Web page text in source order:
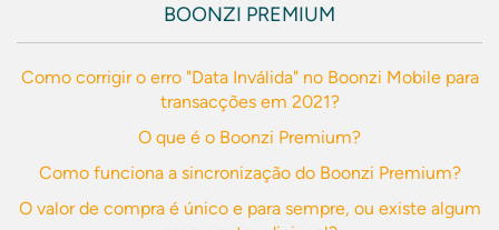
BOONZI PREMIUM
Como corrigir o erro "Data Inválida" no Boonzi Mobile para
transacções em 2021?
O que é o Boonzi Premium?
Como funciona a sincronização do Boonzi Premium?
O valor de compra é único e para sempre, ou existe algum